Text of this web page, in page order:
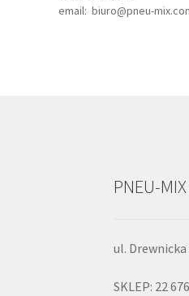
email: biuro@pneu-
PNEU-
ul.
SKLEP: 22